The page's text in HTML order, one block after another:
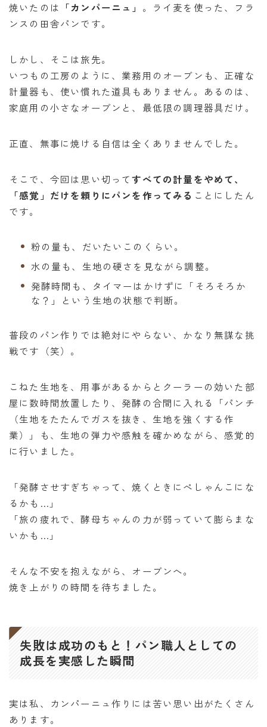
焼いたのは 「カンパーニュ」 。ライ麦を使った、フラ
ンスの田舎パンです。
しかし、そこは旅先。
いつもの工房のように、業務用のオーブンも、正確な
計量器も、使い慣れた道具もありません。あるのは、
家庭用の小さなオーブンと、最低限の調理器具だけ。
正直、無事に焼ける自信は全くありませんでした。
そこで、今回は思い切ってすべての計量をやめて、
「感覚」だけを頼りにパンを作ってみる ことにしたん
です。
粉の量も、だいたいこのくらい。
水の量も、生地の硬さを見ながら調整。
発酵時間も、タイマーはかけずに「そろそろか
な？」という生地の状態で判断。
普段のパン作りでは絶対にやらない、かなり無謀な挑
戦です（笑）。
こねた生地を、用事があるからとクーラーの効いた部
屋に数時間放置したり、発酵の合間に入れる「パンチ
（生地をたたんでガスを抜き、生地を強くする作
業）」も、生地の弾力や感触を確かめながら、感覚的
に行いました。
「発酵させすぎちゃって、焼くときにぺしゃんこにな
るかも…」
「旅の疲れで、酵母ちゃんの力が弱っていて膨らまな
いかも…」
そんな不安を抱えながら、オーブンへ。
焼き上がりの時間を待ちました。
失敗は成功のもと！パン職人としての
成長を実感した瞬間
実は私、カンパーニュ作りには苦い思い出がたくさん
あります。